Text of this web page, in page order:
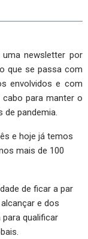
newsletter por
que se passa com
envolvidos e com
para manter o
pandemia.
e hoje já temos
mais de 100
de ficar a par
e dos
qualificar